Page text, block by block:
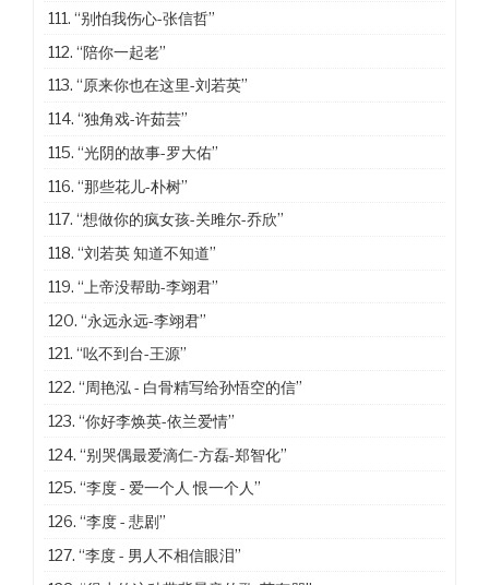
111.“别怕我伤心-张信哲”
112.“陪你一起老”
113.“原来你也在这里-刘若英”
114.“独角戏-许茹芸”
115.“光阴的故事-罗大佑”
116.“那些花儿-朴树”
117.“想做你的疯女孩-关雎尔-乔欣”
118.“刘若英 知道不知道”
119.“上帝没帮助-李翊君”
120.“永远永远-李翊君”
121.“吆不到台-王源”
122.“周艳泓 - 白骨精写给孙悟空的信”
123.“你好李焕英-依兰爱情”
124.“别哭偶最爱滴仁-方磊-郑智化”
125.“李度 - 爱一个人 恨一个人”
126.“李度 - 悲剧”
127.“李度 - 男人不相信眼泪”